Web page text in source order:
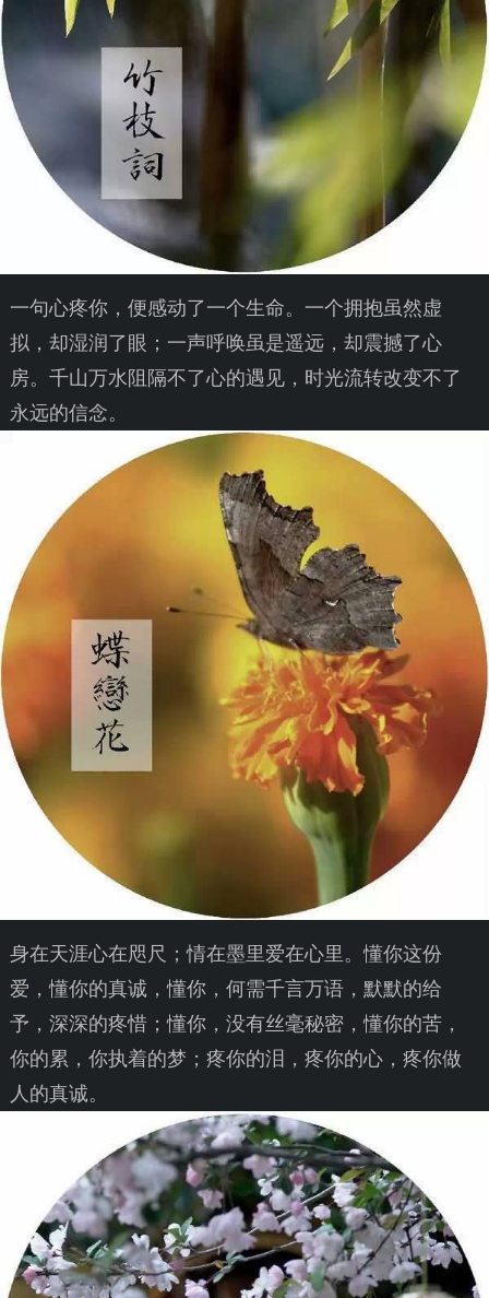
一句心疼你，便感动了一个生命。一个拥抱虽然虚
拟，却湿润了眼；一声呼唤虽是遥远，却震撼了心
房。千山万水阻隔不了心的遇见，时光流转改变不了
永远的信念。
身在天涯心在咫尺；情在墨里爱在心里。懂你这份
爱，懂你的真诚，懂你，何需千言万语，默默的给
予，深深的疼惜；懂你，没有丝毫秘密，懂你的苦，
你的累，你执着的梦；疼你的泪，疼你的心，疼你做
人的真诚。